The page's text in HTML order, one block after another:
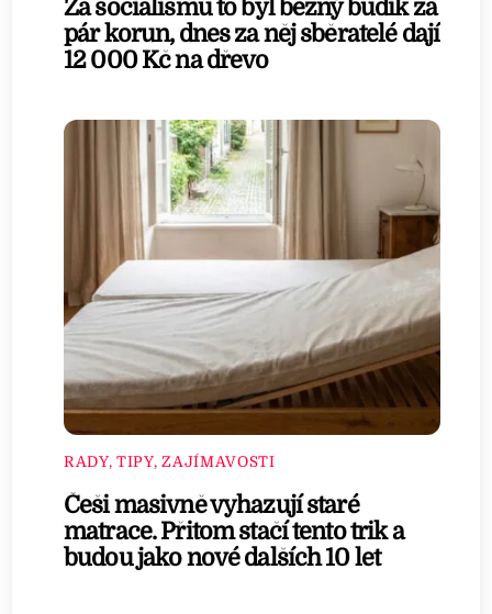
Za socialismu to byl běžný budík za
pár korun, dnes za něj sběratelé dají
12 000 Kč na dřevo
RADY, TIPY, ZAJÍMAVOSTI
Češi masivně vyhazují staré
matrace. Přitom stačí tento trik a
budou jako nové dalších 10 let